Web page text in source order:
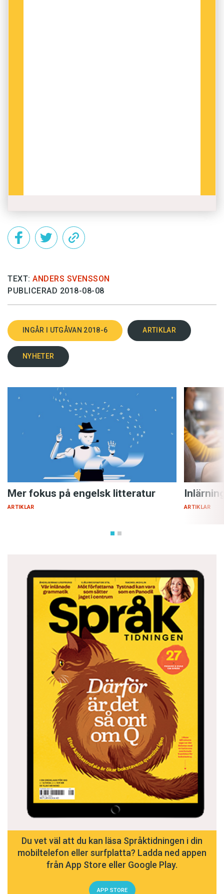
TEXT: ANDERS SVENSSON
PUBLICERAD 2018-08-08
INGÅR I UTGÅVAN 2018-6 ARTIKLAR
NYHETER
Mer fokus på engelsk litteratur
ARTIKLAR ARTIKLAR
Du vet väl att du kan läsa Språktidningen i din
mobiltelefon eller surfplatta? Ladda ned appen
från App Store eller Google Play.
APP STORE